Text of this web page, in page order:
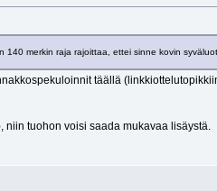
merkin raja rajoittaa, ettei sinne kovin
täällä
tuohon voisi saada mukavaa lisäystä.